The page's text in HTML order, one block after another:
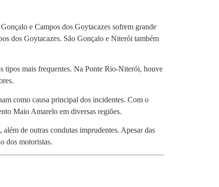
e Campos dos Goytacazes sofrem grande
dos Goytacazes. São Gonçalo e Niterói também
tipos mais frequentes. Na Ponte Rio-Niterói, houve
como causa principal dos incidentes. Com o
Maio Amarelo em diversas regiões.
de outras condutas imprudentes. Apesar das
dos motoristas.